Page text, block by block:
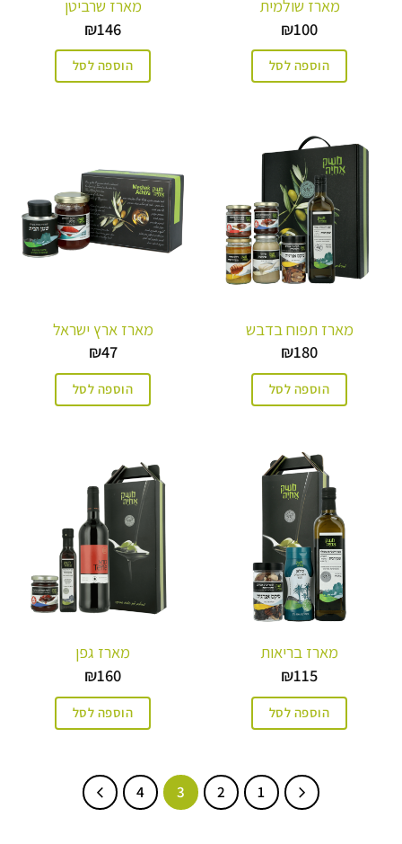
מארז שולמית
₪100
הוספה לסל
מארז שרביטן
₪146
הוספה לסל
מארז תפוח בדבש
₪180
הוספה לסל
מארז ארץ ישראל
₪47
הוספה לסל
מארז בריאות
₪115
הוספה לסל
מארז גפן
₪160
הוספה לסל
1
2
3
4